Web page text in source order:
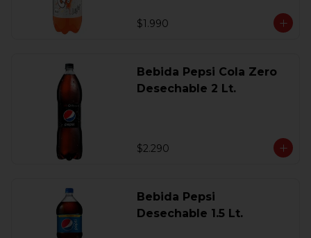
$1.990
Bebida Pepsi Cola Zero
Desechable 2 Lt.
$2.290
Bebida Pepsi
Desechable 1.5 Lt.